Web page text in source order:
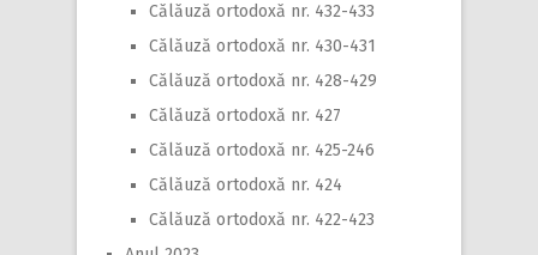
Călăuză ortodoxă nr. 432-433
Călăuză ortodoxă nr. 430-431
Călăuză ortodoxă nr. 428-429
Călăuză ortodoxă nr. 427
Călăuză ortodoxă nr. 425-246
Călăuză ortodoxă nr. 424
Călăuză ortodoxă nr. 422-423